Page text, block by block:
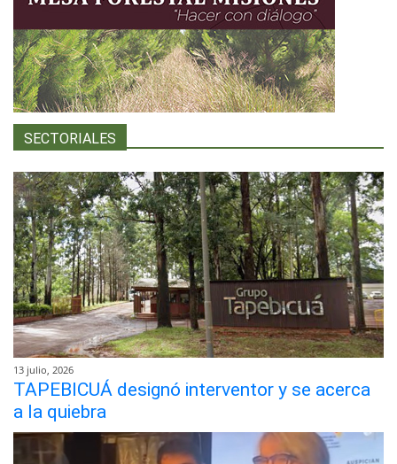
SECTORIALES
13 julio, 2026
TAPEBICUÁ designó interventor y se acerca
a la quiebra